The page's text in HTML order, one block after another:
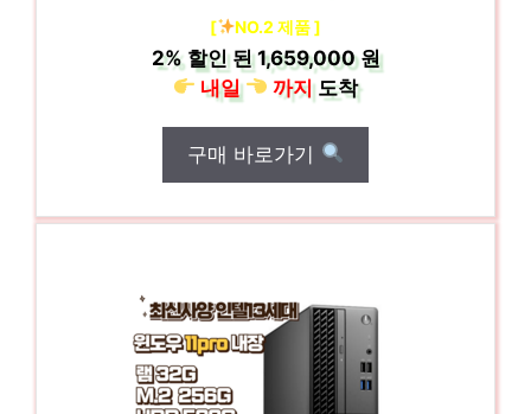
[ NO.2 제품 ]
2%할인 된1,659,000 원
내일
까지도착
구매 바로가기